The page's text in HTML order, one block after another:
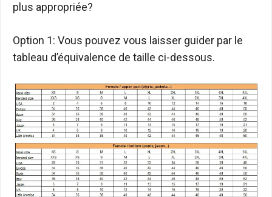
plus appropriée?
Option 1: Vous pouvez vous laisser guider par le
tableau d’équivalence de taille ci-dessous.